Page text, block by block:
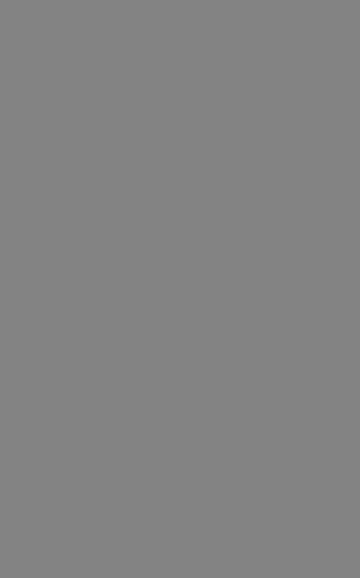
του
με διάφορες
επωφελές
προκειμένου να
τους.
από το
με τον τρόπο
χρήστης
Script.com